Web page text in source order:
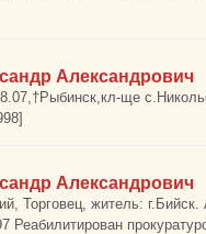
Александрович
ще
Александрович
Торговец, житель:
Реабилитирован